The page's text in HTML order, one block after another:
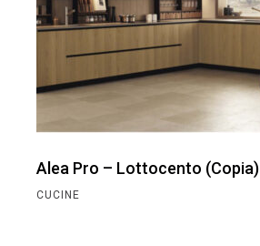
Alea Pro – Lottocento (Copia)
CUCINE